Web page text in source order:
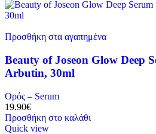
Προσθήκη στα αγαπημένα
Beauty of Joseon Glow Deep
Arbutin, 30ml
Ορός – Serum
19.90€
Προσθήκη στο καλάθι
Quick view